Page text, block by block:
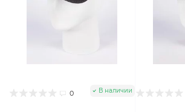
0 В наличии